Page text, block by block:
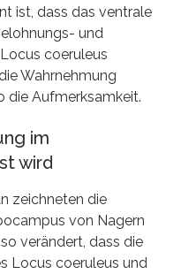
ist, dass das ventrale
und
coeruleus
Wahrnehmung
die Aufmerksamkeit.
im
wird
zeichneten die
von Nagern
verändert, dass die
Locus coeruleus und